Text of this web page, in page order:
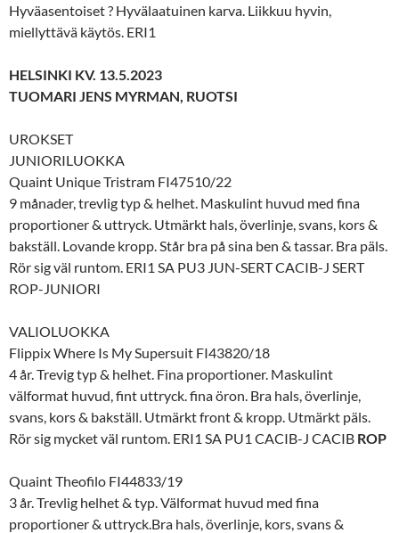
Hyväasentoiset ? Hyvälaatuinen karva. Liikkuu hyvin,
miellyttävä käytös. ERI1
HELSINKI KV. 13.5.2023
TUOMARI JENS MYRMAN, RUOTSI
UROKSET
JUNIORILUOKKA
Quaint Unique Tristram FI47510/22
9 månader, trevlig typ & helhet. Maskulint huvud med fina
proportioner & uttryck. Utmärkt hals, överlinje, svans, kors &
bakställ. Lovande kropp. Står bra på sina ben & tassar. Bra päls.
Rör sig väl runtom. ERI1 SA PU3 JUN-SERT CACIB-J SERT
ROP-JUNIORI
VALIOLUOKKA
Flippix Where Is My Supersuit FI43820/18
4 år. Trevig typ & helhet. Fina proportioner. Maskulint
välformat huvud, fint uttryck. fina öron. Bra hals, överlinje,
svans, kors & bakställ. Utmärkt front & kropp. Utmärkt päls.
Rör sig mycket väl runtom. ERI1 SA PU1 CACIB-J CACIB ROP
Quaint Theofilo FI44833/19
3 år. Trevlig helhet & typ. Välformat huvud med fina
proportioner & uttryck.Bra hals, överlinje, kors, svans &